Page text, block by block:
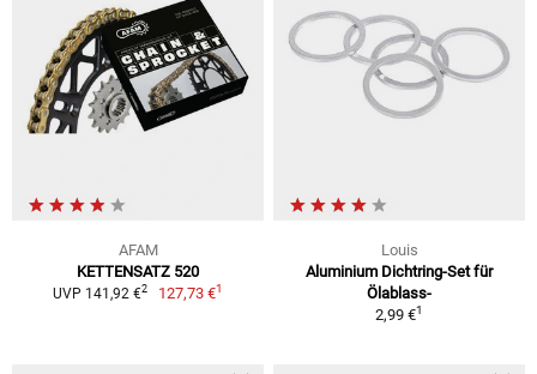
AFAM
KETTENSATZ 520
UVP 141,92 €2 127,73 €1
Louis
Aluminium Dichtring-Set für
Ölablass-
2,99 €1